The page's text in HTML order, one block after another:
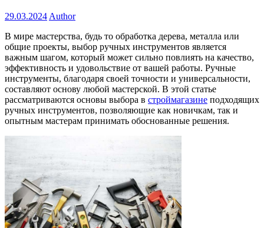
29.03.2024 Author
В мире мастерства, будь то обработка дерева, металла или
общие проекты, выбор ручных инструментов является
важным шагом, который может сильно повлиять на качество,
эффективность и удовольствие от вашей работы. Ручные
инструменты, благодаря своей точности и универсальности,
составляют основу любой мастерской. В этой статье
рассматриваются основы выбора в строймагазине подходящих
ручных инструментов, позволяющие как новичкам, так и
опытным мастерам принимать обоснованные решения.